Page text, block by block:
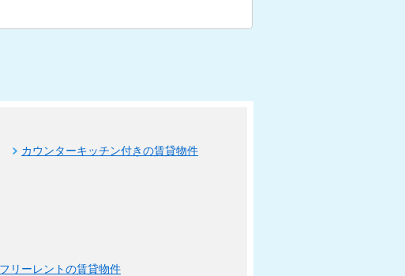
カウンターキッチン付きの賃貸物件
フリーレントの賃貸物件